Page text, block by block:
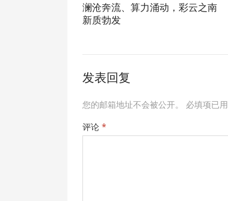
澜沧奔流、算力涌动，彩云之南
新质勃发
发表回复
您的邮箱地址不会被公开。 必填项已用
评论 *